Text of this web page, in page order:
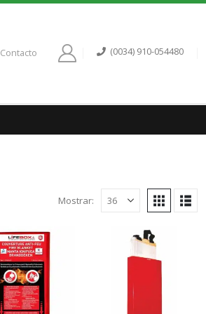
Contacto (0034) 910-054480
Mostrar: